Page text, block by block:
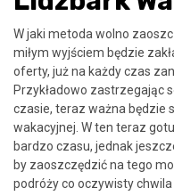
W jaki metoda wolno
miłym wyjściem będzie
oferty, już na każdy czas
Przykładowo zastrzegając
czasie, teraz ważna będzie
wakacyjnej. W ten teraz
bardzo czasu, jednak
by zaoszczędzić na tego
podróży co oczywisty